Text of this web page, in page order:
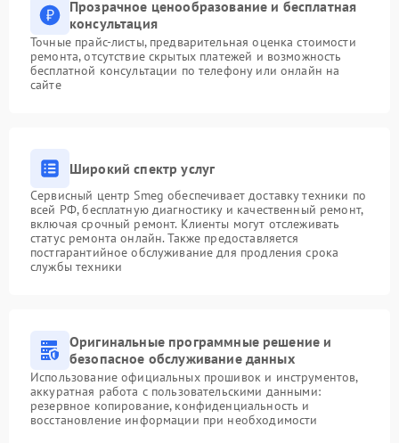
Прозрачное ценообразование и бесплатная
консультация
Точные прайс-листы, предварительная оценка стоимости
ремонта, отсутствие скрытых платежей и возможность
бесплатной консультации по телефону или онлайн на
сайте
Широкий спектр услуг
Сервисный центр Smeg обеспечивает доставку техники по
всей РФ, бесплатную диагностику и качественный ремонт,
включая срочный ремонт. Клиенты могут отслеживать
статус ремонта онлайн. Также предоставляется
постгарантийное обслуживание для продления срока
службы техники
Оригинальные программные решение и
безопасное обслуживание данных
Использование официальных прошивок и инструментов,
аккуратная работа с пользовательскими данными:
резервное копирование, конфиденциальность и
восстановление информации при необходимости